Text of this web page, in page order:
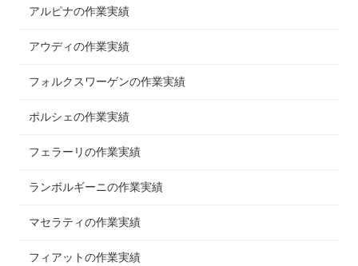
アルピナの作業実績
アウディの作業実績
フォルクスワーゲンの作業実績
ポルシェの作業実績
フェラーリの作業実績
ランボルギーニの作業実績
マセラティの作業実績
フィアットの作業実績